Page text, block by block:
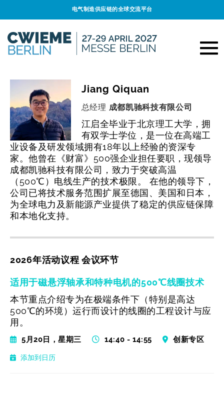
电气制造供应链的全球交流平台
Jiang Qiquan
总经理 成都凯驰科技有限公司
江启全毕业于北京理工大学，拥
有双学士学位，是一位在高端工
业设备及研发领域拥有18年以上经验的资深专
家。他曾在《财富》500强企业担任要职，现领导
成都凯驰科技有限公司，致力于突破高温
（500℃）电线生产的技术极限。 在他的领导下，
公司已将技术服务范围扩展至德国、美国和日本，
为全球电力及新能源产业提供了稳定的供应链保障
和本地化支持。
2026年活动议程 会议环节
适用于磁悬浮轴承和特种电机的500℃线圈技术
本节重点介绍专为在极端条件下（特别是高达
500℃的环境）运行而设计的线圈的工程设计与应
用。
5月20日，星期三 14:40 - 14:55 创新专区
添加到日历